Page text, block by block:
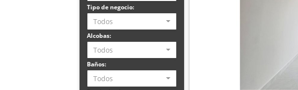
Tipo de negocio:
Todos
Alcobas:
Todos
Baños:
Todos